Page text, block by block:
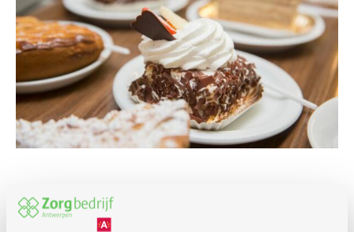
Culinair